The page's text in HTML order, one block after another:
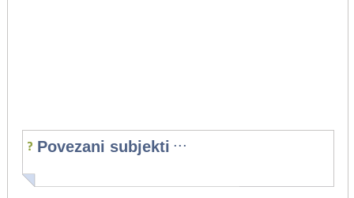
Povezani subjekti ...